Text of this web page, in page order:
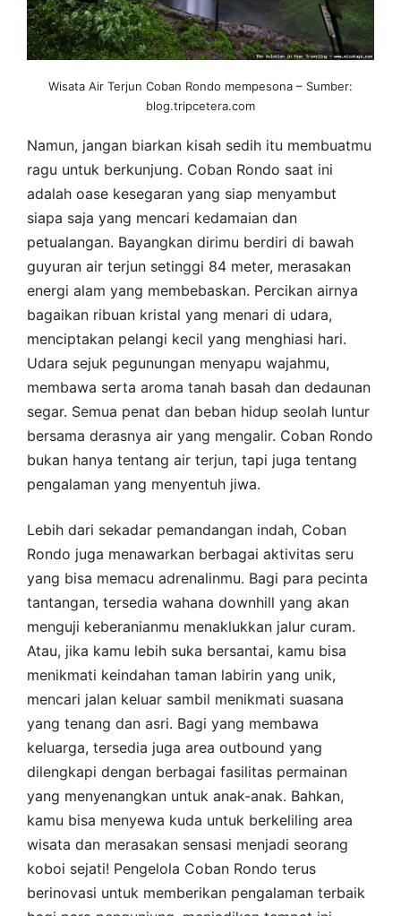
Wisata Air Terjun Coban Rondo mempesona – Sumber:
blog.tripcetera.com
Namun, jangan biarkan kisah sedih itu membuatmu
ragu untuk berkunjung. Coban Rondo saat ini
adalah oase kesegaran yang siap menyambut
siapa saja yang mencari kedamaian dan
petualangan. Bayangkan dirimu berdiri di bawah
guyuran air terjun setinggi 84 meter, merasakan
energi alam yang membebaskan. Percikan airnya
bagaikan ribuan kristal yang menari di udara,
menciptakan pelangi kecil yang menghiasi hari.
Udara sejuk pegunungan menyapu wajahmu,
membawa serta aroma tanah basah dan dedaunan
segar. Semua penat dan beban hidup seolah luntur
bersama derasnya air yang mengalir. Coban Rondo
bukan hanya tentang air terjun, tapi juga tentang
pengalaman yang menyentuh jiwa.
Lebih dari sekadar pemandangan indah, Coban
Rondo juga menawarkan berbagai aktivitas seru
yang bisa memacu adrenalinmu. Bagi para pecinta
tantangan, tersedia wahana downhill yang akan
menguji keberanianmu menaklukkan jalur curam.
Atau, jika kamu lebih suka bersantai, kamu bisa
menikmati keindahan taman labirin yang unik,
mencari jalan keluar sambil menikmati suasana
yang tenang dan asri. Bagi yang membawa
keluarga, tersedia juga area outbound yang
dilengkapi dengan berbagai fasilitas permainan
yang menyenangkan untuk anak-anak. Bahkan,
kamu bisa menyewa kuda untuk berkeliling area
wisata dan merasakan sensasi menjadi seorang
koboi sejati! Pengelola Coban Rondo terus
berinovasi untuk memberikan pengalaman terbaik